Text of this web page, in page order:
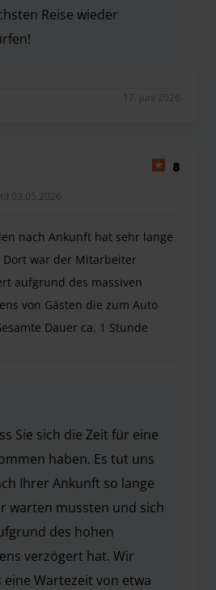
Reise wieder
17. juni 2026
8
03.05.2026
nach Ankunft hat sehr lange
Dort war der Mitarbeiter
aufgrund des massiven
von Gästen die zum Auto
Dauer ca. 1 Stunde
Sie sich die Zeit für eine
haben. Es tut uns
Ihrer Ankunft so lange
warten mussten und sich
des hohen
verzögert hat. Wir
Wartezeit von etwa